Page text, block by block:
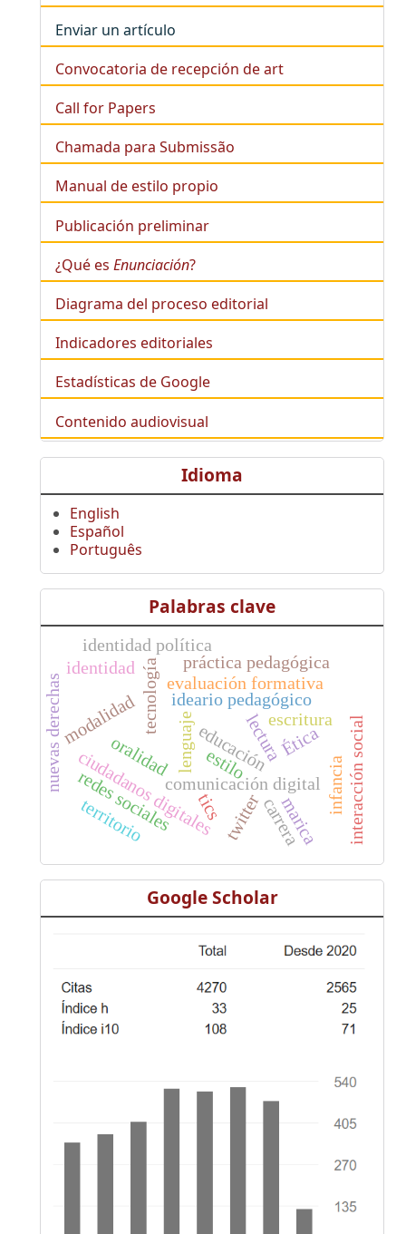
Enviar un artículo
Convocatoria de recepción de art
Call for Papers
Chamada para Submissão
Manual de estilo propio
Publicación preliminar
¿Qué es Enunciación?
Diagrama del proceso editorial
Indicadores editoriales
Estadísticas de Google
Contenido audiovisual
Idioma
English
Español
Português
Palabras clave
lenguaje
tecnología
comunicación digital
educación
tics
ciudadanos digitales
ideario pedagógico
evaluación formativa
modalidad
redes sociales
estilo
identidad política
nuevas derechas
práctica pedagógica
lecturaescritura
oralidad
marica
twitter interacción social
infancia
identidad
territorio carrera
Ética
Google Scholar